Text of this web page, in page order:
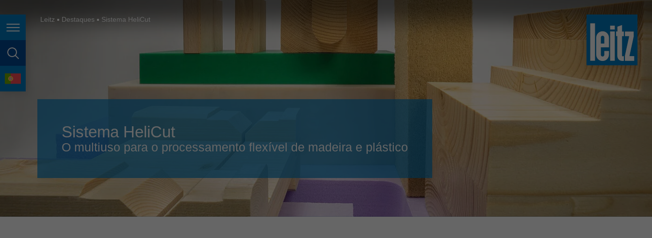
page search
language
France
Japan (日本) 日本語
Magyarország
Malaysia
México
english
english
Türkiye
english
Việt Nam tiếng việt
Україна
Leitz Destaques Sistema HeliCut
Sistema HeliCut
O multiuso para o processamento flexível de madeira e plástico